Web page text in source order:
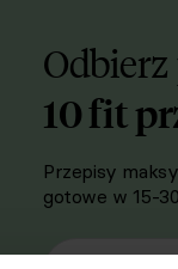
10 fit
Przepisy
gotowe w 15-